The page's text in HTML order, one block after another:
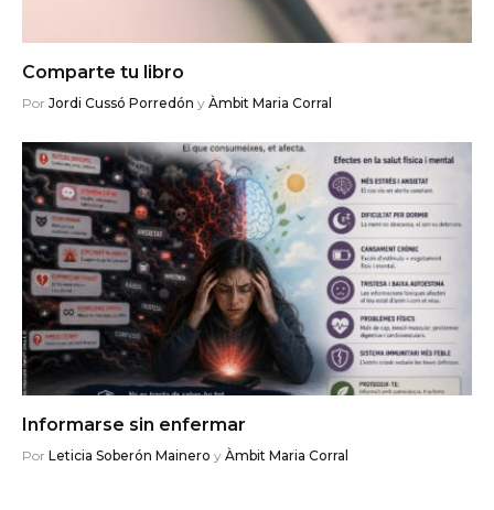
Comparte tu libro
Por Jordi Cussó Porredón y Àmbit Maria Corral
Informarse sin enfermar
Por Leticia Soberón Mainero y Àmbit Maria Corral